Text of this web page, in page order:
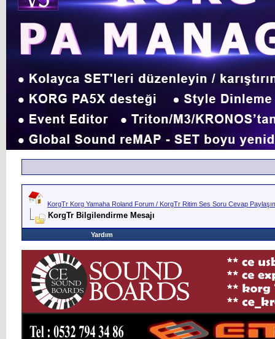
KorgTr Korg Yamaha Roland Forum / KorgTr Ritim Ses Soru Cevap
KorgTr Bilgilendirme Mesajı
Yardım